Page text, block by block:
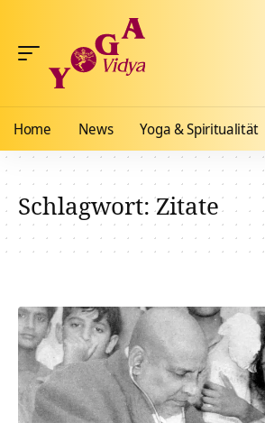
Home News Yoga & Spiritualität
Schlagwort:Zitate